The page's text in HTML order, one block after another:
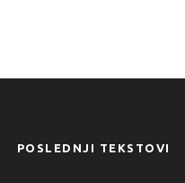
POSLEDNJI TEKSTOVI